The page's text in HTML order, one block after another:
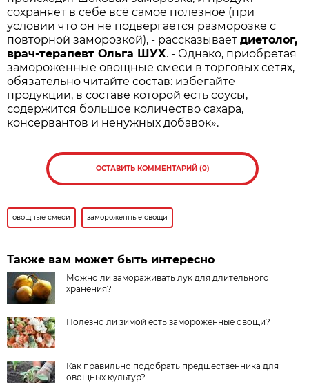
сохраняет в себе всё самое полезное (при
условии что он не подвергается разморозке с
повторной заморозкой), - рассказываетдиетолог,
врач-терапевт Ольга ШУХ. - Однако, приобретая
замороженные овощные смеси в торговых сетях,
обязательно читайте состав: избегайте
продукции, в составе которой есть соусы,
содержится большое количество сахара,
консервантов и ненужных добавок».
ОСТАВИТЬ КОММЕНТАРИЙ (0)
овощные смеси замороженные овощи
Также вам может быть интересно
Можно ли замораживать лук для длительного
хранения?
Полезно ли зимой есть замороженные овощи?
Как правильно подобрать предшественника для
овощных культур?